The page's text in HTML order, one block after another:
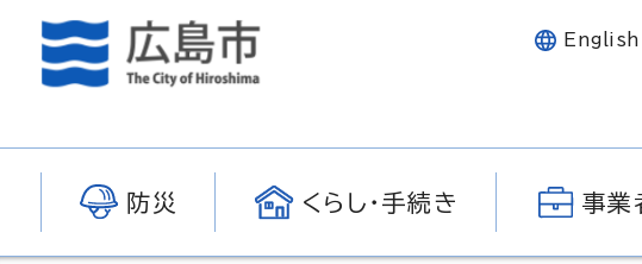
English
防災 くらし・手続き 事業